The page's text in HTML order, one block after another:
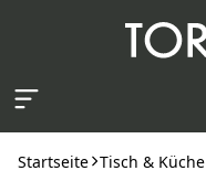
Startseite Tisch & Küche